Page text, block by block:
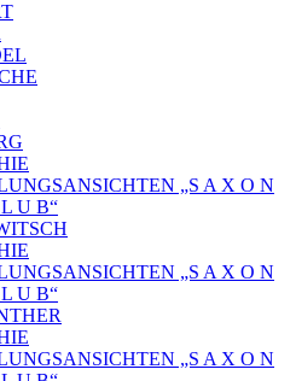
„S A X O N
U B“
„S A X O N
U B“
„S A X O N